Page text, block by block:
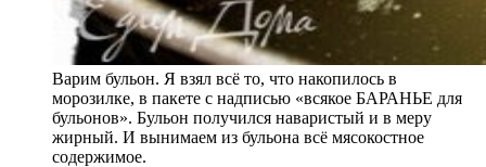
Варим бульон. Я взял всё то, что накопилось в
морозилке, в пакете с надписью «всякое БАРАНЬЕ для
бульонов». Бульон получился наваристый и в меру
жирный. И вынимаем из бульона всё мясокостное
содержимое.